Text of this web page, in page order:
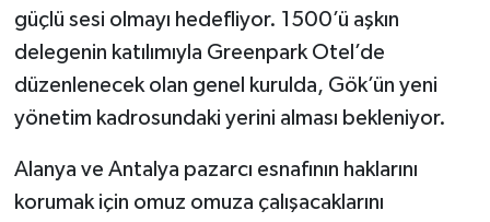
güçlü sesi olmayı hedefliyor. 1500’ü aşkın
delegenin katılımıyla Greenpark Otel’de
düzenlenecek olan genel kurulda, Gök’ün yeni
yönetim kadrosundaki yerini alması bekleniyor.
Alanya ve Antalya pazarcı esnafının haklarını
korumak için omuz omuza çalışacaklarını